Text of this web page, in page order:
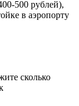
500 рублей),
в аэропорту
сколько